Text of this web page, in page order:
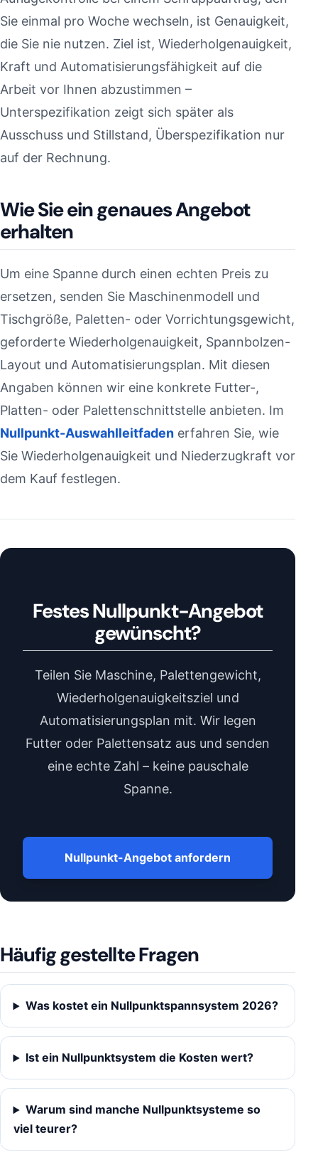
Sie einmal pro Woche wechseln, ist Genauigkeit,
die Sie nie nutzen. Ziel ist, Wiederholgenauigkeit,
Kraft und Automatisierungsfähigkeit auf die
Arbeit vor Ihnen abzustimmen –
Unterspezifikation zeigt sich später als
Ausschuss und Stillstand, Überspezifikation nur
auf der Rechnung.
Wie Sie ein genaues Angebot
erhalten
Um eine Spanne durch einen echten Preis zu
ersetzen, senden Sie Maschinenmodell und
Tischgröße, Paletten- oder Vorrichtungsgewicht,
geforderte Wiederholgenauigkeit, Spannbolzen-
Layout und Automatisierungsplan. Mit diesen
Angaben können wir eine konkrete Futter-,
Platten- oder Palettenschnittstelle anbieten. Im
Nullpunkt-Auswahlleitfaden erfahren Sie, wie
Sie Wiederholgenauigkeit und Niederzugkraft vor
dem Kauf festlegen.
Festes Nullpunkt-Angebot
gewünscht?
Teilen Sie Maschine, Palettengewicht,
Wiederholgenauigkeitsziel und
Automatisierungsplan mit. Wir legen
Futter oder Palettensatz aus und senden
eine echte Zahl – keine pauschale
Spanne.
Nullpunkt-Angebot anfordern
Häufig gestellte Fragen
Was kostet ein Nullpunktspannsystem 2026?
Ist ein Nullpunktsystem die Kosten wert?
Warum sind manche Nullpunktsysteme so
viel teurer?